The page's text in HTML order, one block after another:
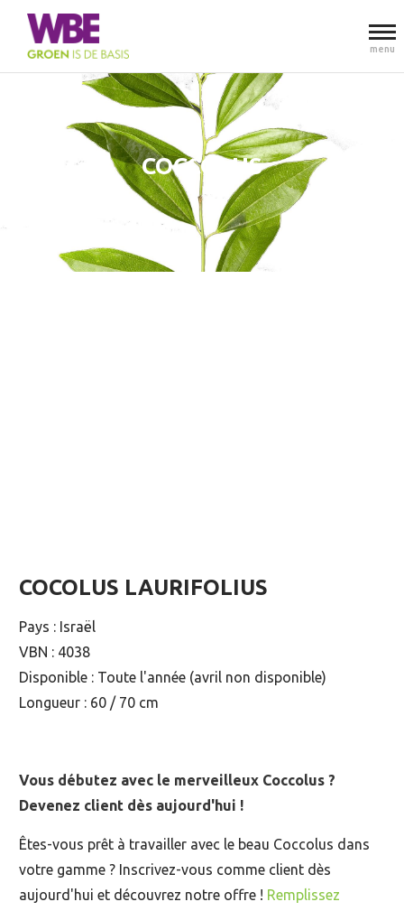
menu
COCCOLUS
COCOLUS LAURIFOLIUS
Pays : Israël
VBN : 4038
Disponible : Toute l'année (avril non disponible)
Longueur : 60 / 70 cm
Vous débutez avec le merveilleux Coccolus ?
Devenez client dès aujourd'hui !
Êtes-vous prêt à travailler avec le beau Coccolus dans
votre gamme ? Inscrivez-vous comme client dès
aujourd'hui et découvrez notre offre ! Remplissez